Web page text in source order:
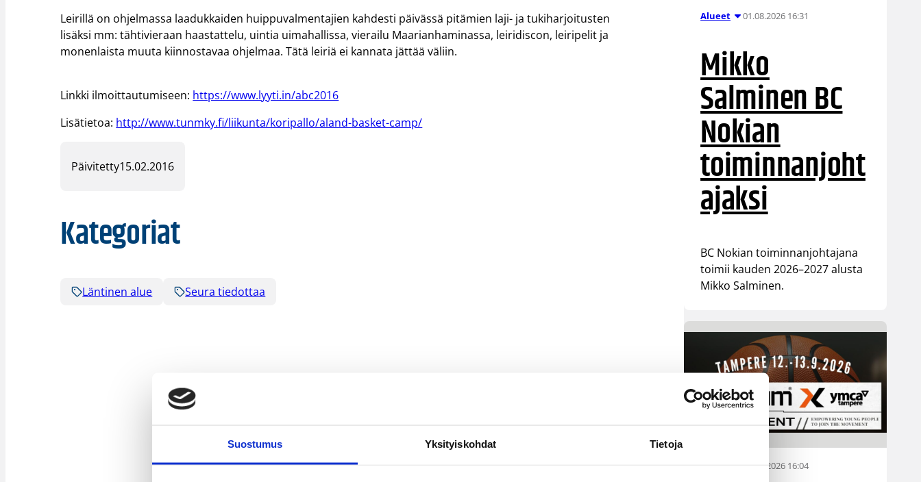
Suostumus Yksityiskohdat Tietoja
Leirillä on ohjelmassa laadukkaiden huippuvalmentajien kahdesti päivässä pitämien laji- ja tukiharjoitusten
lisäksi mm: tähtivieraan haastattelu, uintia uimahallissa, vierailu Maarianhaminassa, leiridiscon, leiripelit ja
monenlaista muuta kiinnostavaa ohjelmaa. Tätä leiriä ei kannata jättää väliin.
Linkki ilmoittautumiseen: https://www.lyyti.in/abc2016
Lisätietoa: http://www.tunmky.fi/liikunta/koripallo/aland-basket-camp/
Päivitetty15.02.2016
Kategoriat
Läntinen alue Seura tiedottaa
Alueet 01.08.2026 16:31
Mikko
Salminen BC
Nokian
toiminnanjoht
ajaksi
BC Nokian toiminnanjohtajana
toimii kauden 2026–2027 alusta
Mikko Salminen.
28.07.2026 16:04